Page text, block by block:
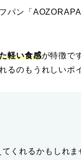
パン「
軽い食感が特徴で
るのもうれしいポ
くれるかもしれ